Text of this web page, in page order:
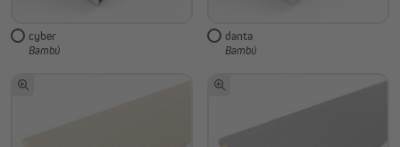
cyber
Bambú
danta
Bambú